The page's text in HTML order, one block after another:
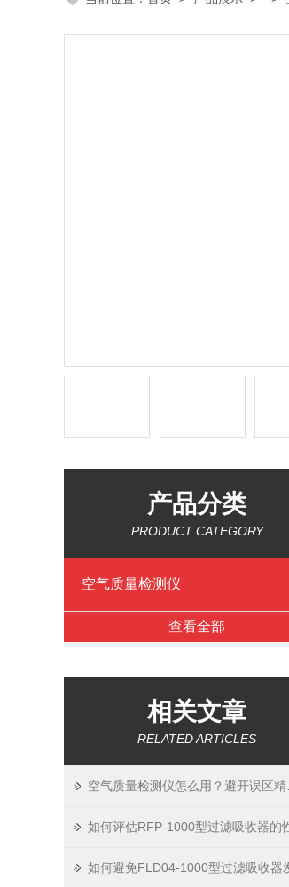
产品分类
PRODUCT CATEGORY
空气质量检测仪
查看全部
相关文章
RELATED ARTICLES